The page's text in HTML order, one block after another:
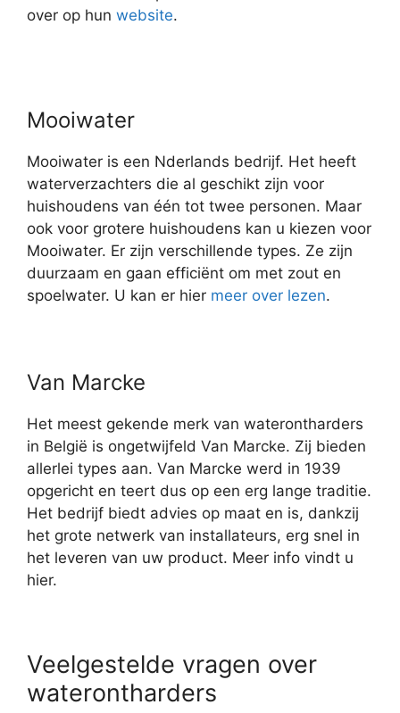
over op hun website.
Mooiwater
Mooiwater is een Nderlands bedrijf. Het heeft
waterverzachters die al geschikt zijn voor
huishoudens van één tot twee personen. Maar
ook voor grotere huishoudens kan u kiezen voor
Mooiwater. Er zijn verschillende types. Ze zijn
duurzaam en gaan efficiënt om met zout en
spoelwater. U kan er hier meer over lezen.
Van Marcke
Het meest gekende merk van waterontharders
in België is ongetwijfeld Van Marcke. Zij bieden
allerlei types aan. Van Marcke werd in 1939
opgericht en teert dus op een erg lange traditie.
Het bedrijf biedt advies op maat en is, dankzij
het grote netwerk van installateurs, erg snel in
het leveren van uw product. Meer info vindt u
hier.
Veelgestelde vragen over
waterontharders